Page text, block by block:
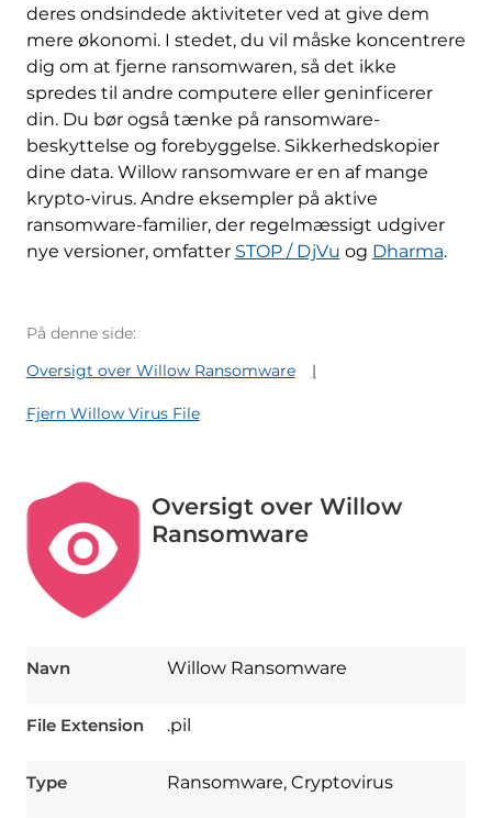
deres ondsindede aktiviteter ved at give dem
mere økonomi. I stedet, du vil måske koncentrere
dig om at fjerne ransomwaren, så det ikke
spredes til andre computere eller geninficerer
din. Du bør også tænke på ransomware-
beskyttelse og forebyggelse. Sikkerhedskopier
dine data. Willow ransomware er en af ​​mange
krypto-virus. Andre eksempler på aktive
ransomware-familier, der regelmæssigt udgiver
nye versioner, omfatter STOP / DjVu og Dharma.
På denne side:
Oversigt over Willow Ransomware
Fjern Willow Virus File
Oversigt over Willow
Ransomware
Navn Willow Ransomware
File Extension .pil
Type Ransomware, Cryptovirus